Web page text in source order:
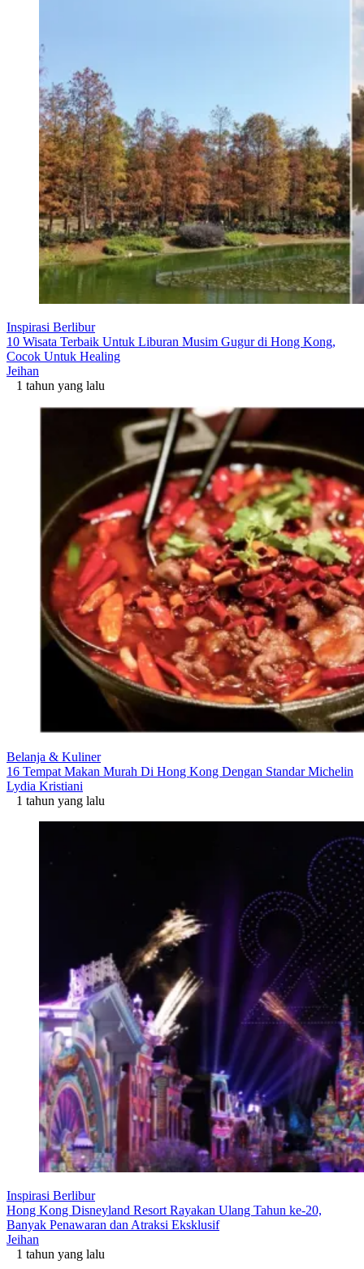
Inspirasi Berlibur
10 Wisata Terbaik Untuk Liburan Musim Gugur di Hong Kong,
Cocok Untuk Healing
Jeihan
1 tahun yang lalu
Belanja & Kuliner
16 Tempat Makan Murah Di Hong Kong Dengan Standar Michelin
Lydia Kristiani
1 tahun yang lalu
Inspirasi Berlibur
Hong Kong Disneyland Resort Rayakan Ulang Tahun ke-20,
Banyak Penawaran dan Atraksi Eksklusif
Jeihan
1 tahun yang lalu